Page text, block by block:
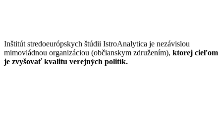
Inštitút stredoeurópskych štúdii IstroAnalytica je nezávislou
mimovládnou organizáciou (občianskym združením), ktorej cieľom
je zvyšovať kvalitu verejných politík.